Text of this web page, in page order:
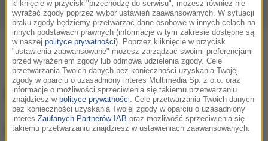
Playlista Hity Nowości muzyczne
0 2 3 4 5 7 9 A B C D E F G H I J
Iggy Azalea
Iggy Azalea, utwory
kliknięcie w przycisk "przechodzę do serwisu", możesz również nie
wyrażać zgody poprzez wybór ustawień zaawansowanych. W sytuacji
braku zgody będziemy przetwarzać dane osobowe w innych celach na
innych podstawach prawnych (informacje w tym zakresie dostępne są
w naszej polityce prywatności). Poprzez kliknięcie w przycisk
"ustawienia zaawansowane" możesz zarządzać swoimi preferencjami
przed wyrażeniem zgody lub odmową udzielenia zgody. Cele
przetwarzania Twoich danych bez konieczności uzyskania Twojej
zgody w oparciu o uzasadniony interes Multimedia Sp. z o.o. oraz
informacje o możliwości sprzeciwienia się takiemu przetwarzaniu
znajdziesz w polityce prywatności . Cele przetwarzania Twoich danych
bez konieczności uzyskania Twojej zgody w oparciu o uzasadniony
interes Zaufanych Partnerów IAB oraz możliwość sprzeciwienia się
takiemu przetwarzaniu znajdziesz w ustawieniach zaawansowanych.